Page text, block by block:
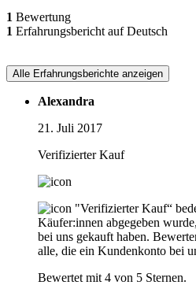
1 Bewertung
1 Erfahrungsbericht auf Deutsch
Alle Erfahrungsberichte anzeigen
Alexandra
21. Juli 2017
Verifizierter Kauf
"Verifizierter Kauf“
Käufer:innen abgegeben
bei uns gekauft haben.
alle, die ein Kundenkonto bei
Bewertet mit 4 von 5 Sternen.